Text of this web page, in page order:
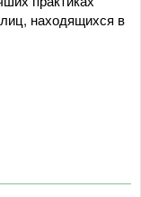
находящихся в